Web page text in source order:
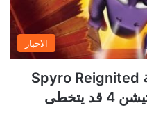
الاخبار
حجم ملف تحميل لعبة Spyro Reignited
Trilogy على البلايستيشن 4 قد يتخطى